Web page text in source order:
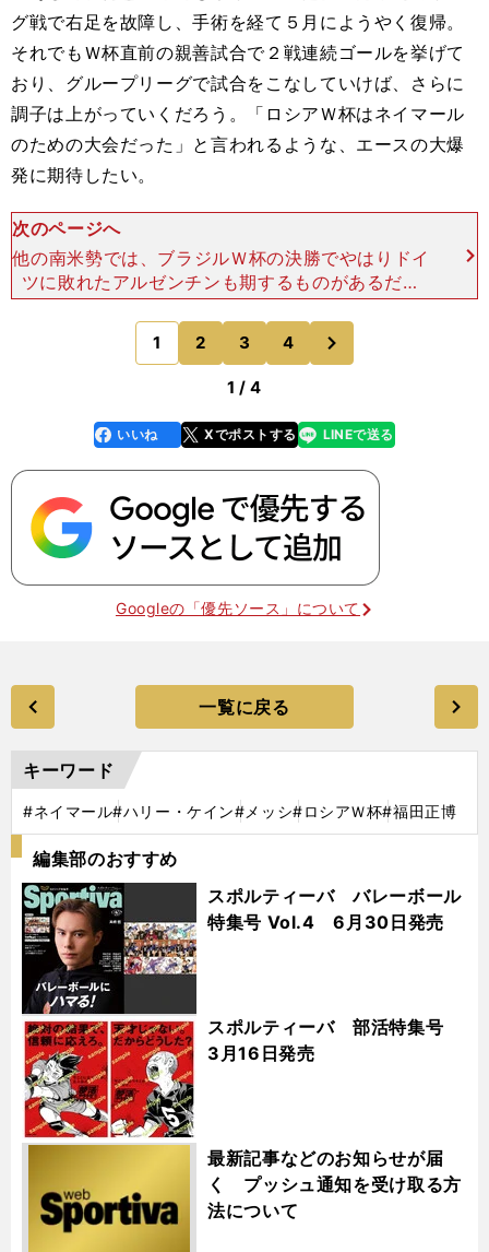
グ戦で右足を故障し、手術を経て５月にようやく復帰。
それでもＷ杯直前の親善試合で２戦連続ゴールを挙げて
おり、グループリーグで試合をこなしていけば、さらに
調子は上がっていくだろう。「ロシアＷ杯はネイマール
のための大会だった」と言われるような、エースの大爆
発に期待したい。
次のページへ
他の南米勢では、ブラジルＷ杯の決勝でやはりドイ
ツに敗れたアルゼンチンも期するものがあるだろ
う。2016年、2017年のコパ・アメリカでも２大会
連続で準優勝に終わっているため、Ｗ杯では何とし
ても優勝を手
1 2 3 4
のページへ
1 / 4
faceboo
k
いいね Xでポストする
line LINEで送る
Googleの「優先ソース」について
一覧に戻る
キーワード
#ネイマール#ハリー・ケイン#メッシ#ロシアＷ杯#福田正博
編集部のおすすめ
スポルティーバ バレーボール
特集号 Vol.4 6月30日発売
スポルティーバ 部活特集号
3月16日発売
最新記事などのお知らせが届
く プッシュ通知を受け取る方
法について